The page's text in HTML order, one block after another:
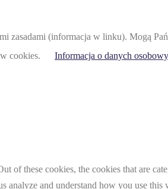
zasadami (informacja w linku). Mogą
cookies.
Informacja o danych
these cookies, the cookies that are
and understand how you use